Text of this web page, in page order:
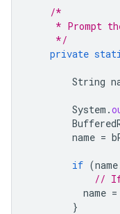
/*
* Prompt
     */
private
String
System .
name =
if (name
// If
name =
}